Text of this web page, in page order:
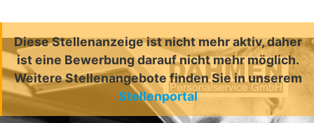
Diese Stellenanzeige ist nicht mehr aktiv, daher
ist eine Bewerbung darauf nicht mehr möglich.
Weitere Stellenangebote finden Sie in unserem
Stellenportal